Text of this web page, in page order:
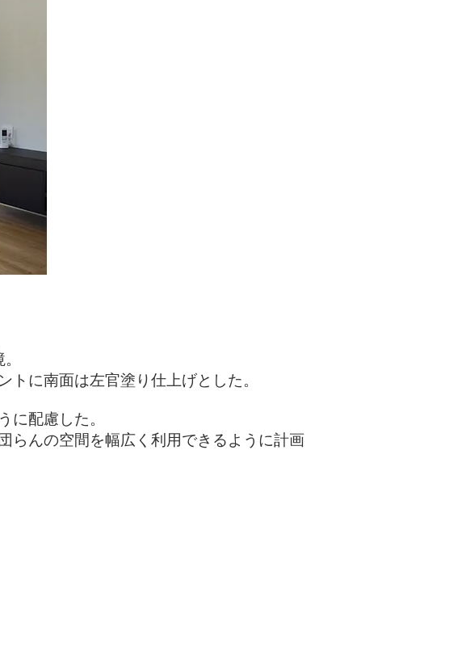
に南面は左官塗り仕上げとした。
に配慮した。
らんの空間を幅広く利用できるように計画